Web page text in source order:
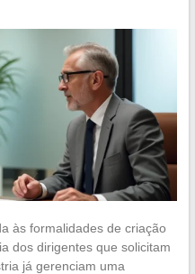
às formalidades de criação
dos dirigentes que solicitam
já gerenciam uma